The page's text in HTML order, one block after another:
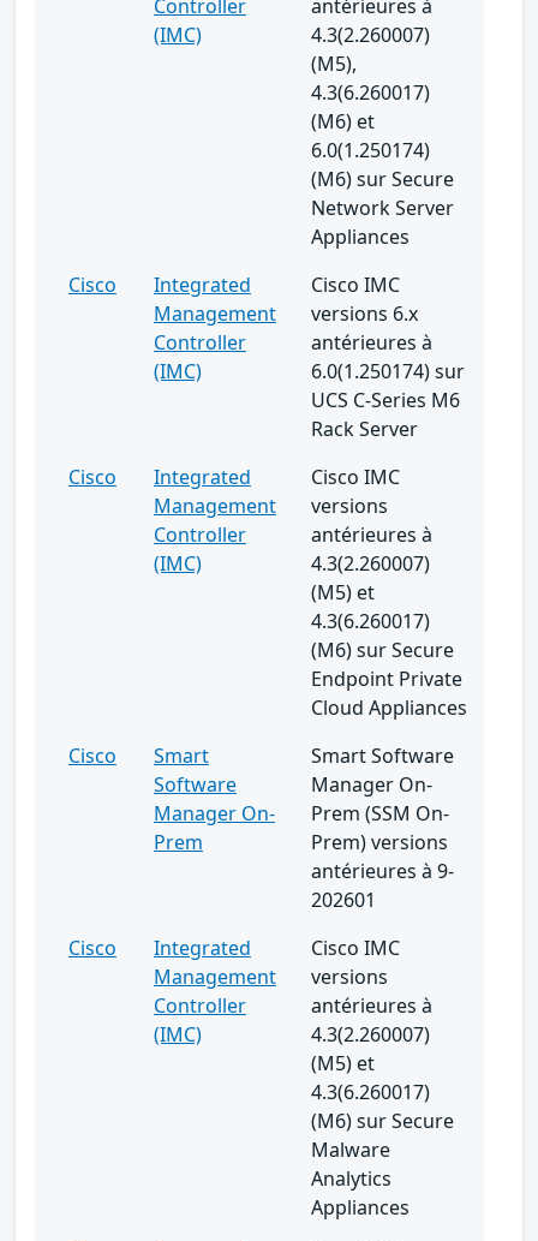
Controller
(IMC)
antérieures à
4.3(2.260007)
(M5),
4.3(6.260017)
(M6) et
6.0(1.250174)
(M6) sur Secure
Network Server
Appliances
Cisco
Integrated
Management
Controller
(IMC)
Cisco IMC
versions 6.x
antérieures à
6.0(1.250174) sur
UCS C-Series M6
Rack Server
Cisco
Integrated
Management
Controller
(IMC)
Cisco IMC
versions
antérieures à
4.3(2.260007)
(M5) et
4.3(6.260017)
(M6) sur Secure
Endpoint Private
Cloud Appliances
Cisco
Smart
Software
Manager On-
Prem
Smart Software
Manager On-
Prem (SSM On-
Prem) versions
antérieures à 9-
202601
Cisco
Integrated
Management
Controller
(IMC)
Cisco IMC
versions
antérieures à
4.3(2.260007)
(M5) et
4.3(6.260017)
(M6) sur Secure
Malware
Analytics
Appliances